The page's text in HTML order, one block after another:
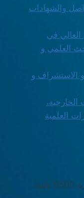
والشهادات
العالي في
العلمي و
و الاستشراف و
الخارجية،
العلمية
العنوان: ممرات 19 ماي. طريق بسكرة 0500 باتنة-